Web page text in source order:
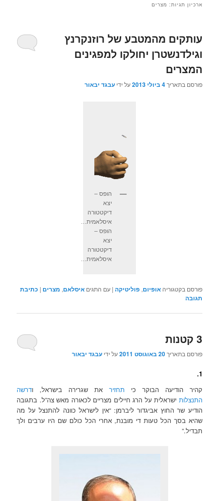
ארכיון תגיות: מצרים
עותקים מהמטבע של רוזנקרנץ
וגילדנשטרן יחולקו למפגינים
המצרים
פורסם בתאריך4 ביולי 2013 על ידיעבגד יבאור
הופס –
יצא
דיקטטורה
איסלאמית…
הופס –
יצא
דיקטטורה
איסלאמית…
פורסם בקטגוריה אופיום,פוליטיקה |עם התגים איסלאם, מצרים | כתיבת
תגובה
3 קטנות
פורסם בתאריך20 באוגוסט 2011 על ידיעבגד יבאור
1.
קהיר הודיעה הבוקר כי תחזיר את שגרירה בישראל, ודרשה
התנצלות ישראלית על הרג חיילים מצריים לכאורה מאש צה”ל. בתגובה
הודיע שר החוץ אביגדור ליברמן: “אין לישראל כוונה להתנצל על מה
שהיא בסך הכל טעות די מובנת, אחרי הכל כולם שם היו ערבים ולך
תבדיל.”